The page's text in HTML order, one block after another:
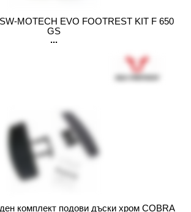
MOTECH EVO FOOTREST KIT F 650
GS
комплект подови дъски хром COBRA